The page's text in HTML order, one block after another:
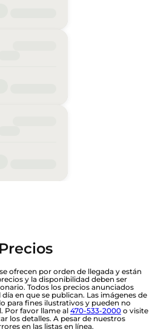
ofrecen por orden de llegada y están
y la disponibilidad deben ser
Todos los precios anunciados
en que se publican. Las imágenes de
para fines ilustrativos y pueden no
Por favor llame al 470-533-2000 o visite
los detalles. A pesar de nuestros
en las listas en línea.